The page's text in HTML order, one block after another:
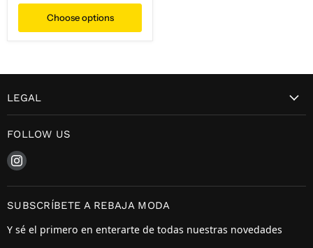
Choose options
LEGAL
FOLLOW US
Find us on Instagram
SUBSCRÍBETE A REBAJA MODA
Y sé el primero en enterarte de todas nuestras novedades